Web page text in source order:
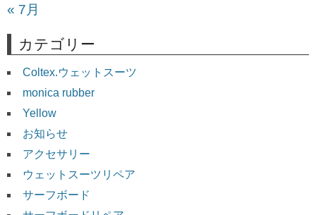
« 7月
カテゴリー
Coltex.ウェットスーツ
monica rubber
Yellow
お知らせ
アクセサリー
ウェットスーツリペア
サーフボード